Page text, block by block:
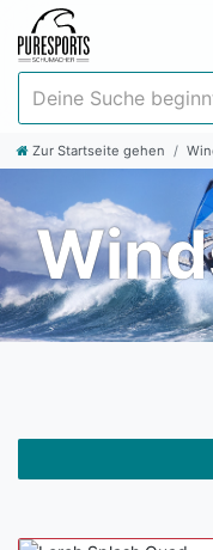
Zur Startseite gehen